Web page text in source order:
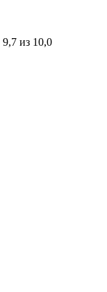
9,7 из 10,0